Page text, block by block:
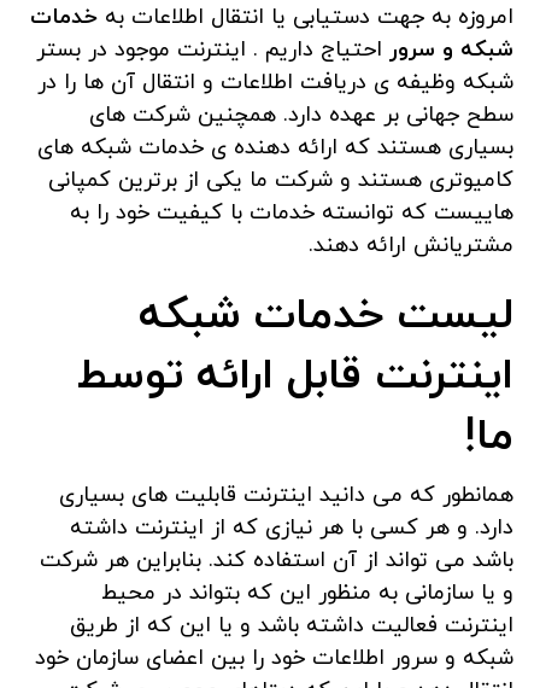
امروزه به جهت دستیابی یا انتقال اطلاعات بهخدمات
شبکه و سرور احتیاج داریم . اینترنت موجود در بستر
شبکه وظیفه ی دریافت اطلاعات و انتقال آن ها را در
سطح جهانی بر عهده دارد. همچنین شرکت های
بسیاری هستند که ارائه دهنده ی خدمات شبکه های
کامیوتری هستند و شرکت ما یکی از برترین کمپانی
هاییست که توانسته خدمات با کیفیت خود را به
مشتریانش ارائه دهند.
لیست خدمات شبکه
اینترنت قابل ارائه توسط
ما!
همانطور که می دانید اینترنت قابلیت های بسیاری
دارد. و هر کسی با هر نیازی که از اینترنت داشته
باشد می تواند از آن استفاده کند. بنابراین هر شرکت
و یا سازمانی به منظور این که بتواند در محیط
اینترنت فعالیت داشته باشد و یا این که از طریق
شبکه و سرور اطلاعات خود را بین اعضای سازمان خود